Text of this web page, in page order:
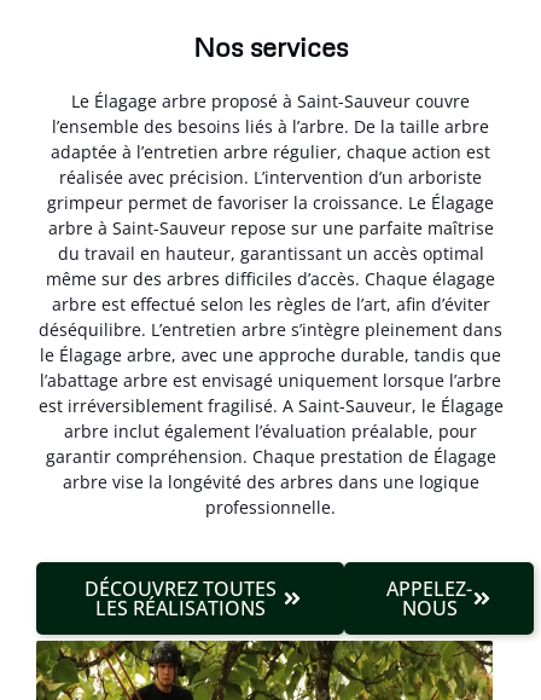
Nos services
Le Élagage arbre proposé à Saint-Sauveur couvre
l’ensemble des besoins liés à l’arbre. De la taille arbre
adaptée à l’entretien arbre régulier, chaque action est
réalisée avec précision. L’intervention d’un arboriste
grimpeur permet de favoriser la croissance. Le Élagage
arbre à Saint-Sauveur repose sur une parfaite maîtrise
du travail en hauteur, garantissant un accès optimal
même sur des arbres difficiles d’accès. Chaque élagage
arbre est effectué selon les règles de l’art, afin d’éviter
déséquilibre. L’entretien arbre s’intègre pleinement dans
le Élagage arbre, avec une approche durable, tandis que
l’abattage arbre est envisagé uniquement lorsque l’arbre
est irréversible­ment fragilisé. A Saint-Sauveur, le Élagage
arbre inclut également l’évaluation préalable, pour
garantir compréhension. Chaque prestation de Élagage
arbre vise la longévité des arbres dans une logique
professionnelle.
DÉCOUVREZ TOUTES
LES RÉALISATIONS
APPELEZ-
NOUS